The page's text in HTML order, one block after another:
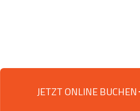
JETZT ONLINE BUCHEN